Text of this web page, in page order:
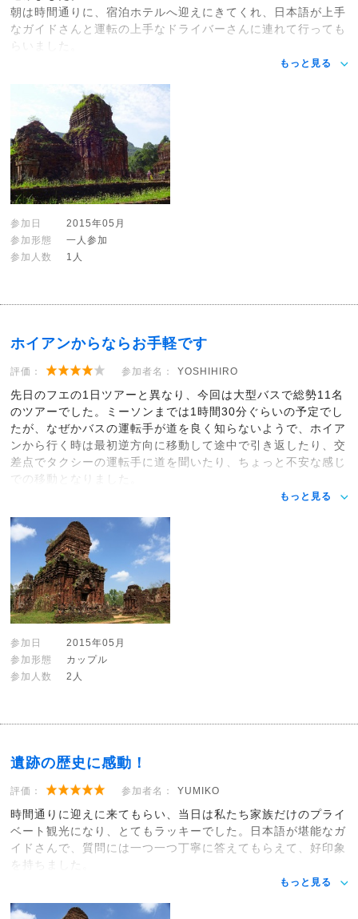
朝は時間通りに、宿泊ホテルへ迎えにきてくれ、日本語が上手
なガイドさんと運転の上手なドライバーさんに連れて行っても
らいました。
もっと見る
参加日
2015年05月
参加形態
一人参加
参加人数
1人
ホイアンからならお手軽です
評価： 参加者名： YOSHIHIRO
先日のフエの1日ツアーと異なり、今回は大型バスで総勢11名
のツアーでした。ミーソンまでは1時間30分ぐらいの予定でし
たが、なぜかバスの運転手が道を良く知らないようで、ホイア
ンから行く時は最初逆方向に移動して途中で引き返したり、交
差点でタクシーの運転手に道を聞いたり、ちょっと不安な感じ
での移動となりました。
もっと見る
参加日
2015年05月
参加形態
カップル
参加人数
2人
遺跡の歴史に感動！
評価： 参加者名： YUMIKO
時間通りに迎えに来てもらい、当日は私たち家族だけのプライ
ベート観光になり、とてもラッキーでした。日本語が堪能なガ
イドさんで、質問には一つ一つ丁寧に答えてもらえて、好印象
を持ちました。
もっと見る